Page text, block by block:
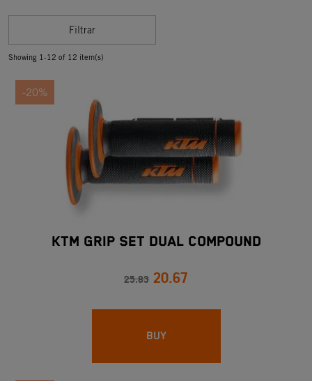
Filtrar
Showing 1-12 of 12 item(s)
-20%
KTM GRIP SET DUAL COMPOUND
25.83 20.67
BUY